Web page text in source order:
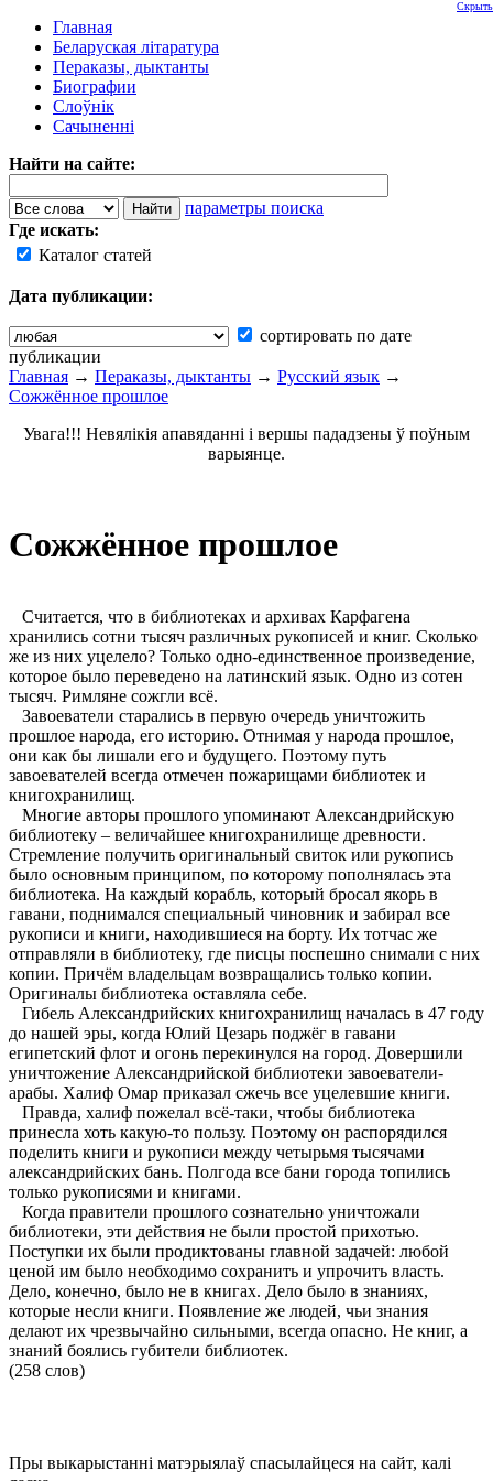
Главная
Беларуская літаратура
Пераказы, дыктанты
Биографии
Слоўнік
Сачыненні
Найти на сайте:
параметры поиска
Где искать:
Каталог статей
Дата публикации:
сортировать по дате
публикации
Скрыть
Главная → Пераказы, дыктанты → Русский язык →
Сожжённое прошлое
Увага!!! Невялікія апавяданні і вершы пададзены ў поўным
варыянце.
Сожжённое прошлое
Считается, что в библиотеках и архивах Карфагена
хранились сотни тысяч различных рукописей и книг. Сколько
же из них уцелело? Только одно-единственное произведение,
которое было переведено на латинский язык. Одно из сотен
тысяч. Римляне сожгли всё.
Завоеватели старались в первую очередь уничтожить
прошлое народа, его историю. Отнимая у народа прошлое,
они как бы лишали его и будущего. Поэтому путь
завоевателей всегда отмечен пожарищами библиотек и
книгохранилищ.
Многие авторы прошлого упоминают Александрийскую
библиотеку – величайшее книгохранилище древности.
Стремление получить оригинальный свиток или рукопись
было основным принципом, по которому пополнялась эта
библиотека. На каждый корабль, который бросал якорь в
гавани, поднимался специальный чиновник и забирал все
рукописи и книги, находившиеся на борту. Их тотчас же
отправляли в библиотеку, где писцы поспешно снимали с них
копии. Причём владельцам возвращались только копии.
Оригиналы библиотека оставляла себе.
Гибель Александрийских книгохранилищ началась в 47 году
до нашей эры, когда Юлий Цезарь поджёг в гавани
египетский флот и огонь перекинулся на город. Довершили
уничтожение Александрийской библиотеки завоеватели-
арабы. Халиф Омар приказал сжечь все уцелевшие книги.
Правда, халиф пожелал всё-таки, чтобы библиотека
принесла хоть какую-то пользу. Поэтому он распорядился
поделить книги и рукописи между четырьмя тысячами
александрийских бань. Полгода все бани города топились
только рукописями и книгами.
Когда правители прошлого сознательно уничтожали
библиотеки, эти действия не были простой прихотью.
Поступки их были продиктованы главной задачей: любой
ценой им было необходимо сохранить и упрочить власть.
Дело, конечно, было не в книгах. Дело было в знаниях,
которые несли книги. Появление же людей, чьи знания
делают их чрезвычайно сильными, всегда опасно. Не книг, а
знаний боялись губители библиотек.
(258 слов)
Пры выкарыстанні матэрыялаў спасылайцеся на сайт, калі